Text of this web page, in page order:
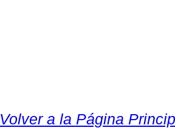
Volver a la Página